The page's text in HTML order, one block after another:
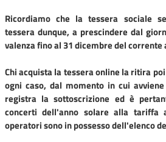
Ricordiamo che la tessera sociale
tessera dunque, a prescindere dal
valenza fino al 31 dicembre del corrente
Chi acquista la tessera online la ritira
ogni caso, dal momento in cui
registra la sottoscrizione ed è
concerti dell'anno solare alla tariffa
operatori sono in possesso dell'elenco